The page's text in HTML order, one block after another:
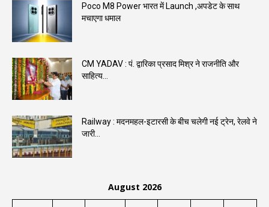
Poco M8 Power भारत में Launch ,अपडेट के साथ
मचाएगा धमाल
CM YADAV : पं. द्वारिका प्रसाद मिश्र ने राजनीति और
साहित्य...
Railway : मदनमहल-इटारसी के बीच चलेगी नई ट्रेन, रेलवे ने
जारी...
August 2026